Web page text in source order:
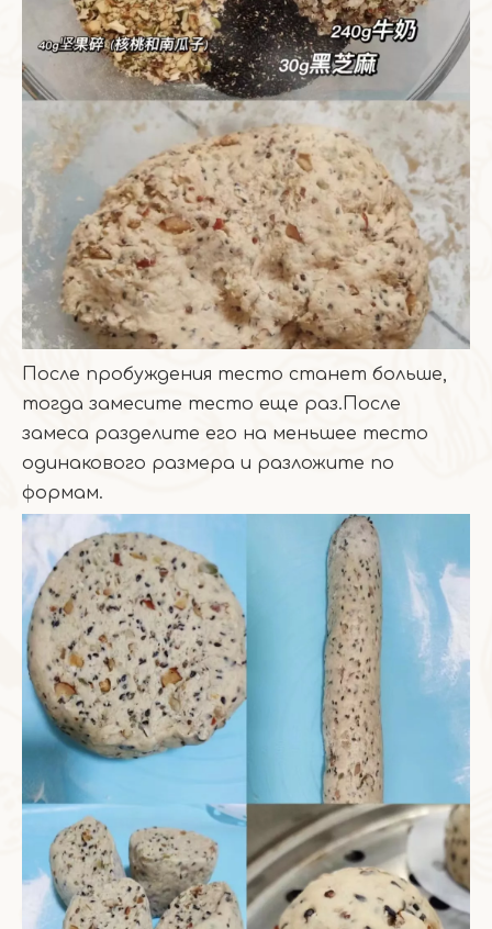
После пробуждения тесто станет больше,
тогда замесите тесто еще раз.После
замеса разделите его на меньшее тесто
одинакового размера и разложите по
формам.